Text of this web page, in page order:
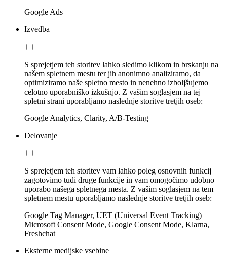
Google Ads
Izvedba
S sprejetjem teh storitev lahko sledimo klikom in brskanju na
našem spletnem mestu ter jih anonimno analiziramo, da
optimiziramo naše spletno mesto in nenehno izboljšujemo
celotno uporabniško izkušnjo. Z vašim soglasjem na tej
spletni strani uporabljamo naslednje storitve tretjih oseb:
Google Analytics, Clarity, A/B-Testing
Delovanje
S sprejetjem teh storitev vam lahko poleg osnovnih funkcij
zagotovimo tudi druge funkcije in vam omogočimo udobno
uporabo našega spletnega mesta. Z vašim soglasjem na tem
spletnem mestu uporabljamo naslednje storitve tretjih oseb:
Google Tag Manager, UET (Universal Event Tracking)
Microsoft Consent Mode, Google Consent Mode, Klarna,
Freshchat
Eksterne medijske vsebine